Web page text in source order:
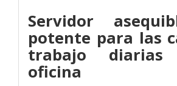
Servidor
potente para las
trabajo
oficina